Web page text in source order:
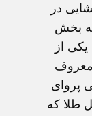
در
بخش
از
معروف
پروای
طلا که